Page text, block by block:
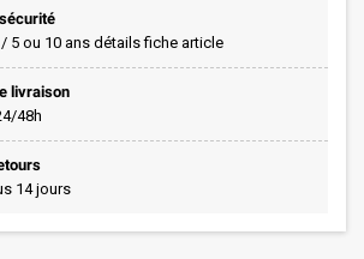
5 ou 10 ans détails fiche article
livraison
48h
14 jours